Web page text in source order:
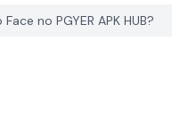
no PGYER APK HUB?